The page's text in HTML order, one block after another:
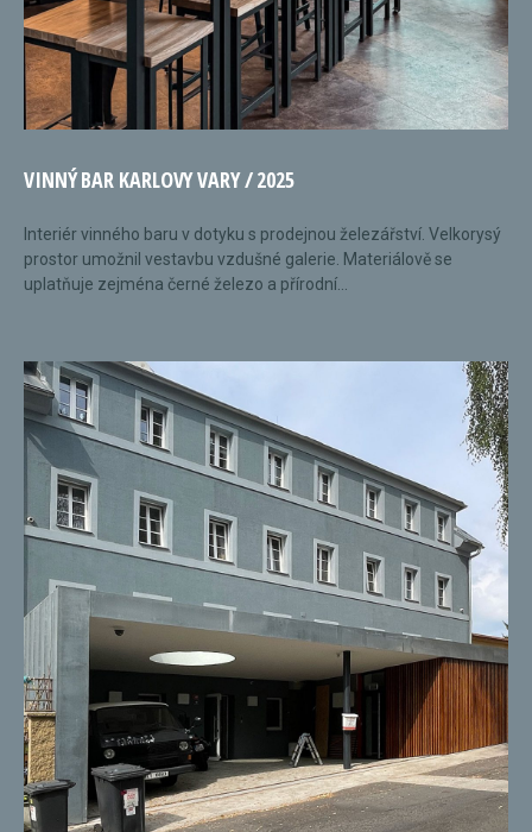
VINNÝ BAR KARLOVY VARY / 2025
Interiér vinného baru v dotyku s prodejnou železářství. Velkorysý
prostor umožnil vestavbu vzdušné galerie. Materiálově se
uplatňuje zejména černé železo a přírodní...